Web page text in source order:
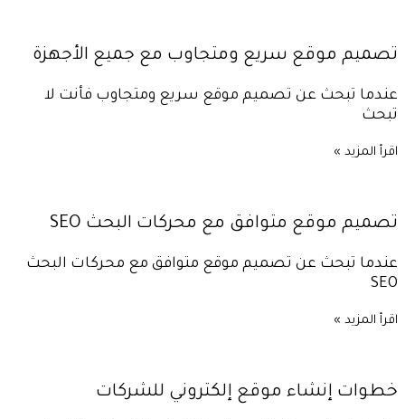
تصميم موقع سريع ومتجاوب مع جميع الأجهزة
عندما تبحث عن تصميم موقع سريع ومتجاوب فأنت لا
تبحث
اقرأ المزيد »
تصميم موقع متوافق مع محركات البحث SEO
عندما تبحث عن تصميم موقع متوافق مع محركات البحث
SEO
اقرأ المزيد »
خطوات إنشاء موقع إلكتروني للشركات